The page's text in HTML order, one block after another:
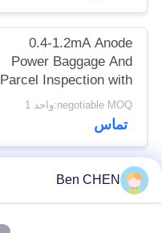
0.4-1.2mA Anode
Power Baggage And
Parcel Inspection with
Multi-language
Software Interface and
12 Months After
negotiable MOQ:واحد 1
تماس
دسته بندی
Ben CHEN